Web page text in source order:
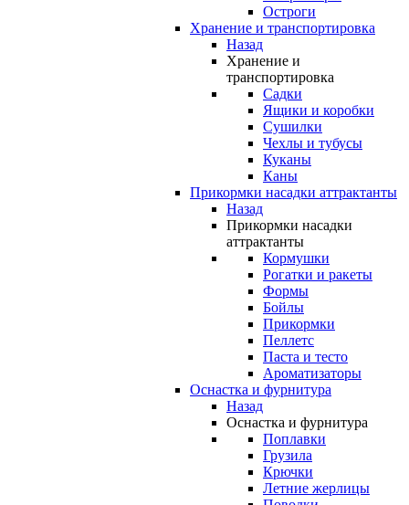
Остроги
Хранение и транспортировка
Назад
Хранение и
транспортировка
Садки
Ящики и коробки
Сушилки
Чехлы и тубусы
Куканы
Каны
Прикормки насадки аттрактанты
Назад
Прикормки насадки
аттрактанты
Кормушки
Рогатки и ракеты
Формы
Бойлы
Прикормки
Пеллетс
Паста и тесто
Ароматизаторы
Оснастка и фурнитура
Назад
Оснастка и фурнитура
Поплавки
Грузила
Крючки
Летние жерлицы